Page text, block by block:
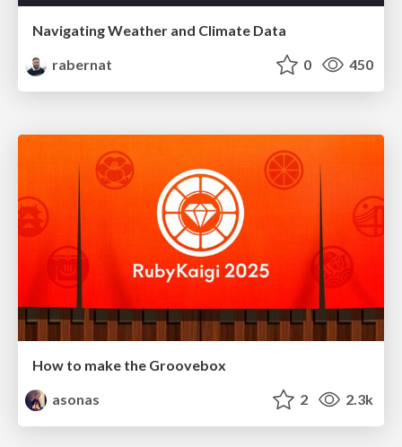
Navigating Weather and Climate Data
rabernat
0 450
How to make the Groovebox
asonas
2 2.3k